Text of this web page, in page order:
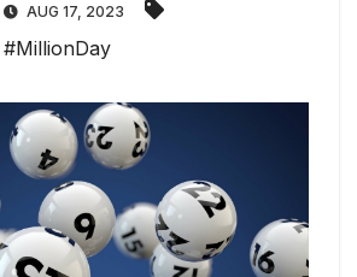
AUG 17, 2023
#MillionDay